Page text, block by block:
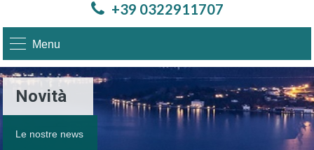
+39 0322911707
Menu
Novità
Le nostre news